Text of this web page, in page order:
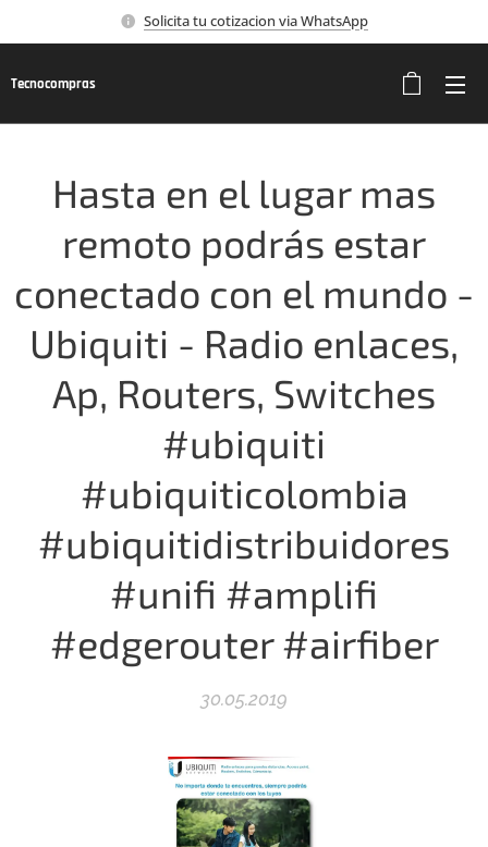
Solicita tu cotizacion via WhatsApp
Tecnocompras
Hasta en el lugar mas
remoto podrás estar
conectado con el mundo -
Ubiquiti - Radio enlaces,
Ap, Routers, Switches
#ubiquiti
#ubiquiticolombia
#ubiquitidistribuidores
#unifi #amplifi
#edgerouter #airfiber
30.05.2019